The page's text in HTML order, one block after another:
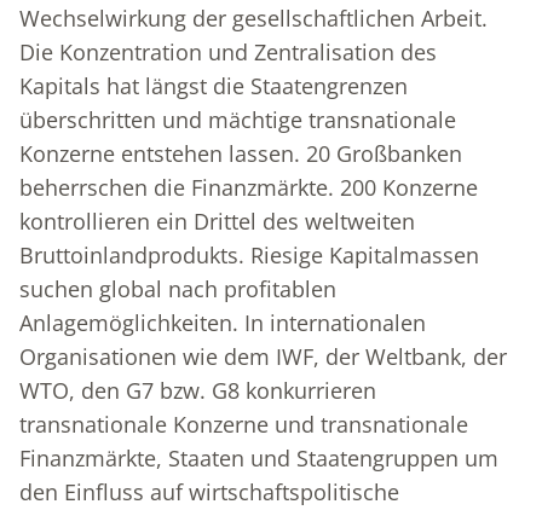
Wechselwirkung der gesellschaftlichen Arbeit.
Die Konzentration und Zentralisation des
Kapitals hat längst die Staatengrenzen
überschritten und mächtige transnationale
Konzerne entstehen lassen. 20 Großbanken
beherrschen die Finanzmärkte. 200 Konzerne
kontrollieren ein Drittel des weltweiten
Bruttoinlandprodukts. Riesige Kapitalmassen
suchen global nach profitablen
Anlagemöglichkeiten. In internationalen
Organisationen wie dem IWF, der Weltbank, der
WTO, den G7 bzw. G8 konkurrieren
transnationale Konzerne und transnationale
Finanzmärkte, Staaten und Staatengruppen um
den Einfluss auf wirtschaftspolitische